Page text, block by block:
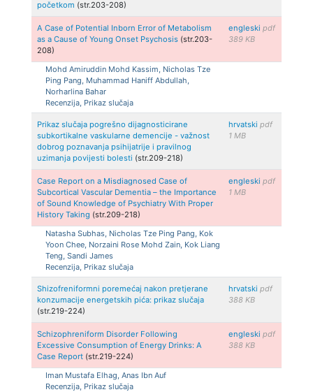
početkom (str.203-208)
A Case of Potential Inborn Error of Metabolism
as a Cause of Young Onset Psychosis (str.203-
208)
engleski pdf
389 KB
Mohd Amiruddin Mohd Kassim, Nicholas Tze
Ping Pang, Muhammad Haniff Abdullah,
Norharlina Bahar
Recenzija, Prikaz slučaja
Prikaz slučaja pogrešno dijagnosticirane
subkortikalne vaskularne demencije - važnost
dobrog poznavanja psihijatrije i pravilnog
uzimanja povijesti bolesti (str.209-218)
hrvatski pdf
1 MB
Case Report on a Misdiagnosed Case of
Subcortical Vascular Dementia – the Importance
of Sound Knowledge of Psychiatry With Proper
History Taking (str.209-218)
engleski pdf
1 MB
Natasha Subhas, Nicholas Tze Ping Pang, Kok
Yoon Chee, Norzaini Rose Mohd Zain, Kok Liang
Teng, Sandi James
Recenzija, Prikaz slučaja
Shizofreniformni poremećaj nakon pretjerane
konzumacije energetskih pića: prikaz slučaja
(str.219-224)
hrvatski pdf
388 KB
Schizophreniform Disorder Following
Excessive Consumption of Energy Drinks: A
Case Report (str.219-224)
engleski pdf
388 KB
Iman Mustafa Elhag, Anas Ibn Auf
Recenzija, Prikaz slučaja